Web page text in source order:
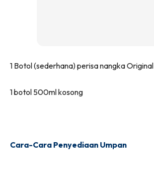
1 Botol (sederhana) perisa nangka Original
1 botol 500ml kosong
Cara-Cara Penyediaan Umpan